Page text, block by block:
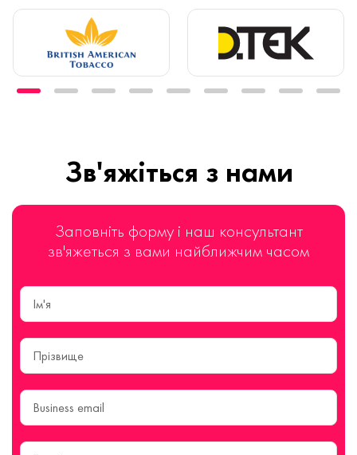
Зв'яжіться з нами
Заповніть форму і наш консультант
зв'яжеться з вами найближчим часом